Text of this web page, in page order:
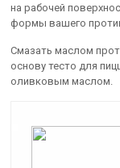
на рабочей
формы вашего
Смазать маслом
основу тесто для
оливковым маслом.